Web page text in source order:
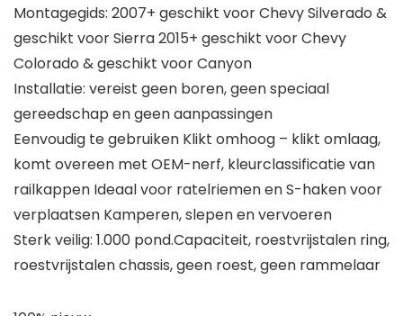
Montagegids: 2007+ geschikt voor Chevy Silverado &
geschikt voor Sierra 2015+ geschikt voor Chevy
Colorado & geschikt voor Canyon
Installatie: vereist geen boren, geen speciaal
gereedschap en geen aanpassingen
Eenvoudig te gebruiken Klikt omhoog – klikt omlaag,
komt overeen met OEM-nerf, kleurclassificatie van
railkappen Ideaal voor ratelriemen en S-haken voor
verplaatsen Kamperen, slepen en vervoeren
Sterk veilig: 1.000 pond.Capaciteit, roestvrijstalen ring,
roestvrijstalen chassis, geen roest, geen rammelaar